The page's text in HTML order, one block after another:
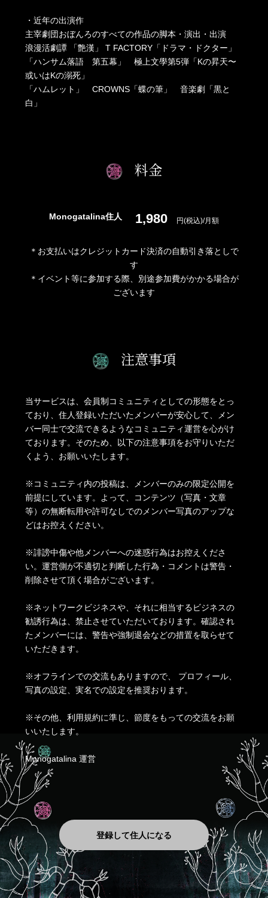
・近年の出演作
主宰劇団おぼんろのすべての作品の脚本・演出・出演
浪漫活劇譚 「艶漢」 T FACTORY「ドラマ・ドクター」
「ハンサム落語 第五幕」 極上文學第5弾「Kの昇天〜
或いはKの溺死」
「ハムレット」 CROWNS「蝶の筆」 音楽劇「黒と
白」
料金
Monogatalina住人 1,980 円(税込)/月額
＊お支払いはクレジットカード決済の自動引き落としで
す
＊イベント等に参加する際、別途参加費がかかる場合が
ございます
注意事項
当サービスは、会員制コミュニティとしての形態をとっ
ており、住人登録いただいたメンバーが安心して、メン
バー同士で交流できるようなコミュニティ運営を心がけ
ております。そのため、以下の注意事項をお守りいただ
くよう、お願いいたします。
※コミュニティ内の投稿は、メンバーのみの限定公開を
前提にしています。よって、コンテンツ（写真・文章
等）の無断転用や許可なしでのメンバー写真のアップな
どはお控えください。
※誹謗中傷や他メンバーへの迷惑行為はお控えくださ
い。運営側が不適切と判断した行為・コメントは警告・
削除させて頂く場合がございます。
※ネットワークビジネスや、それに相当するビジネスの
勧誘行為は、禁止させていただいております。確認され
たメンバーには、警告や強制退会などの措置を取らせて
いただきます。
※オフラインでの交流もありますので、 プロフィール、
写真の設定、実名での設定を推奨おります。
※その他、利用規約に準じ、節度をもっての交流をお願
いいたします。
Monogatalina 運営
登録して住人になる